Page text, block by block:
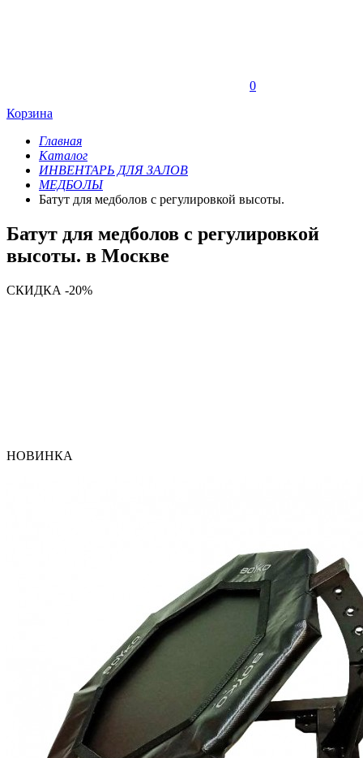
0
Корзина
Главная
Каталог
ИНВЕНТАРЬ ДЛЯ ЗАЛОВ
МЕДБОЛЫ
Батут для медболов с регулировкой высоты.
Батут для медболов с регулировкой
высоты. в Москве
СКИДКА -20%
НОВИНКА